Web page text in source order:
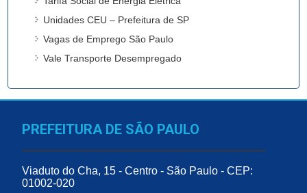
Unidades CEU – Prefeitura de SP
Vagas de Emprego São Paulo
Vale Transporte Desempregado
PREFEITURA DE SÃO PAULO
Viaduto do Cha, 15 - Centro - São Paulo - CEP:
01002-020